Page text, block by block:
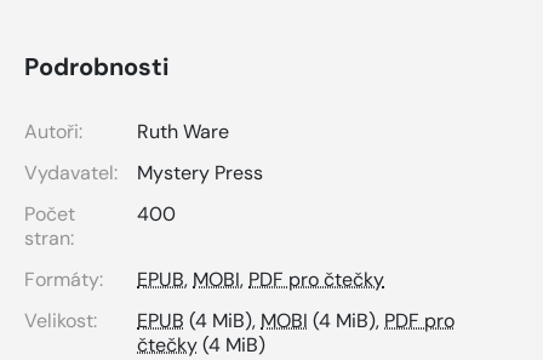
Podrobnosti
Autoři:
Ruth Ware
Vydavatel:
Mystery Press
Počet
stran:
400
Formáty: EPUB,MOBI,PDF pro čtečky
Velikost:
EPUB (4 MiB),MOBI (4 MiB),PDF pro
čtečky(4 MiB)